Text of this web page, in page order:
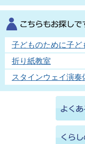
子どものために子ど
折り紙教室
スタインウェイ演奏